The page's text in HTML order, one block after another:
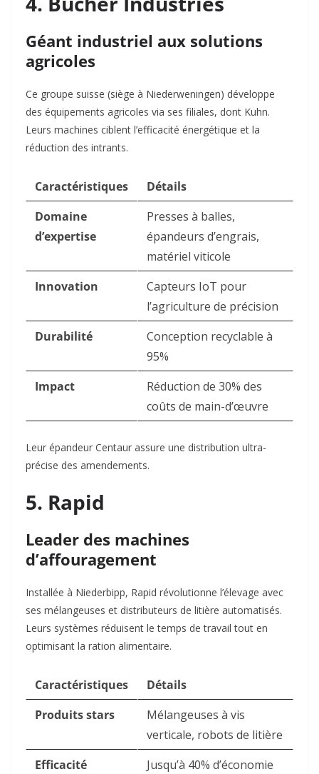
Géant industriel aux solutions
agricoles
Ce groupe suisse (siège à Niederweningen) développe
des équipements agricoles via ses filiales, dont Kuhn.
Leurs machines ciblent l’efficacité énergétique et la
réduction des intrants.
Caractéristiques
Détails
Domaine
d’expertise
Presses à balles,
épandeurs d’engrais,
matériel viticole
Innovation
Capteurs IoT pour
l’agriculture de précision
Durabilité
Conception recyclable à
95%
Impact
Réduction de 30% des
coûts de main-d’œuvre
Leur épandeur Centaur assure une distribution ultra-
précise des amendements.
5. Rapid
Leader des machines
d’affouragement
Installée à Niederbipp, Rapid révolutionne l’élevage avec
ses mélangeuses et distributeurs de litière automatisés.
Leurs systèmes réduisent le temps de travail tout en
optimisant la ration alimentaire.
Caractéristiques
Détails
Produits stars
Mélangeuses à vis
verticale, robots de litière
Efficacité
Jusqu’à 40% d’économie